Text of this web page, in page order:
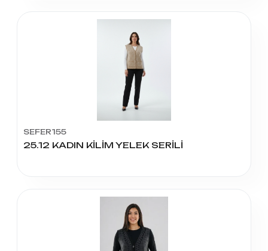
SEFER155
25.12 KADIN KİLİM YELEK SERİLİ